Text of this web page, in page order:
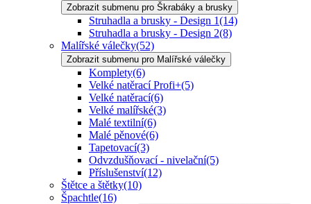
Zobrazit submenu pro Škrabáky a brusky
Struhadla a brusky - Design 1(14)
Struhadla a brusky - Design 2(8)
Malířské válečky(52)
Zobrazit submenu pro Malířské válečky
Komplety(6)
Velké natěrací Profi+(5)
Velké natěrací(6)
Velké malířské(3)
Malé textilní(6)
Malé pěnové(6)
Tapetovací(3)
Odvzdušňovací - nivelační(5)
Příslušenství(12)
Štětce a štětky(10)
Špachtle(16)